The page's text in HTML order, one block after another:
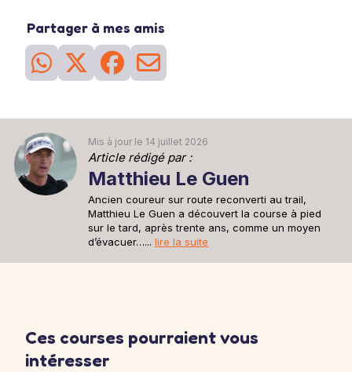
attend en général autour des km 25-30 d'un marathon.
Partager à mes amis
Mis à jour le 14 juillet 2026
Article rédigé par :
Matthieu Le Guen
Ancien coureur sur route reconverti au trail,
Matthieu Le Guen a découvert la course à pied
sur le tard, après trente ans, comme un moyen
d’évacuer…... lire la suite
Ces courses pourraient vous
intéresser